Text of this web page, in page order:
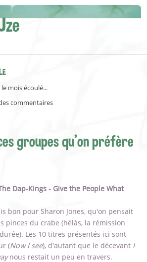
mois écoulé...
commentaires
groupes qu'on préfère
Dap-Kings - Give the People What
bon pour Sharon Jones, qu'on pensait
pinces du crabe (hélàs, la rémission
Les 10 titres présentés ici sont
(Now I see), d'autant que le décevant I
nous restait un peu en travers.